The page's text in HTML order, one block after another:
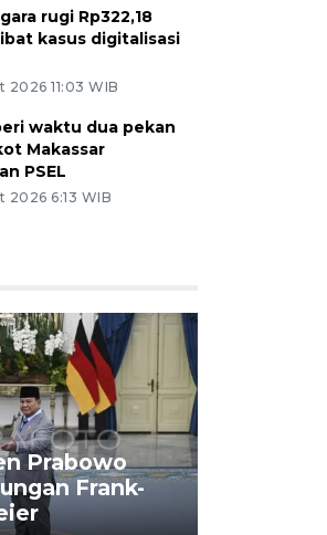
rugi Rp322,18
kasus digitalisasi
2026 11:03 WIB
waktu dua pekan
Makassar
PSEL
2026 6:13 WIB
Prabowo
Frank-